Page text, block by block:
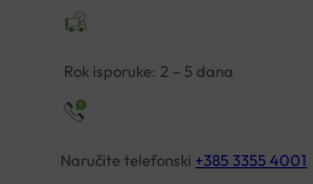
Rok isporuke: 2 – 5 dana
Naručite telefonski +385 3355 4001